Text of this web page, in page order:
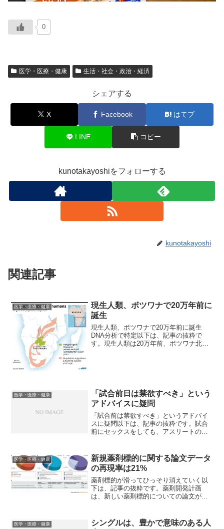
0
医学・医療・健康 生活・社会・政治・経済
シェアする
X Facebook はてブ
LINE コピー
kunotakayoshiをフォローする
kunotakayoshi
関連記事
医学・医療・健康
現生人類、ボツワナで20万年前に
誕生
現生人類、ボツワナで20万年前に誕生
DNA分析で特定以下は、記事の抜粋で
す。現生人類は20万年前、ボツワナ北部
医学・医療・健康
「試合前日は禁欲すべき」という
アドバイスに疑問
「試合前は禁欲すべき」というアドバイ
スに疑問以下は、記事の抜粋です。試合
前にセックスをしても、アスリートの成
リア、フィレンツェ大学のLaura Stefani
氏らの...
医学・医療・健康
新規薬剤標的に関する論文データ
の再現率は21%
薬剤標的が滑ってひっそり消えていく以
下は、記事の抜粋です。薬剤開発計画
は、新しい薬剤標的についての論文が出
には、科学的発見や論文発表の過程をし
医学・医療・健康
シングルは、豊かで意味のある人